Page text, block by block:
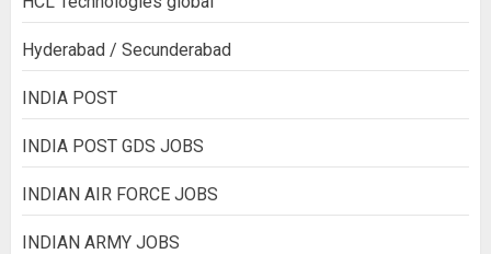
Hyderabad / Secunderabad
INDIA POST
INDIA POST GDS JOBS
INDIAN AIR FORCE JOBS
INDIAN ARMY JOBS